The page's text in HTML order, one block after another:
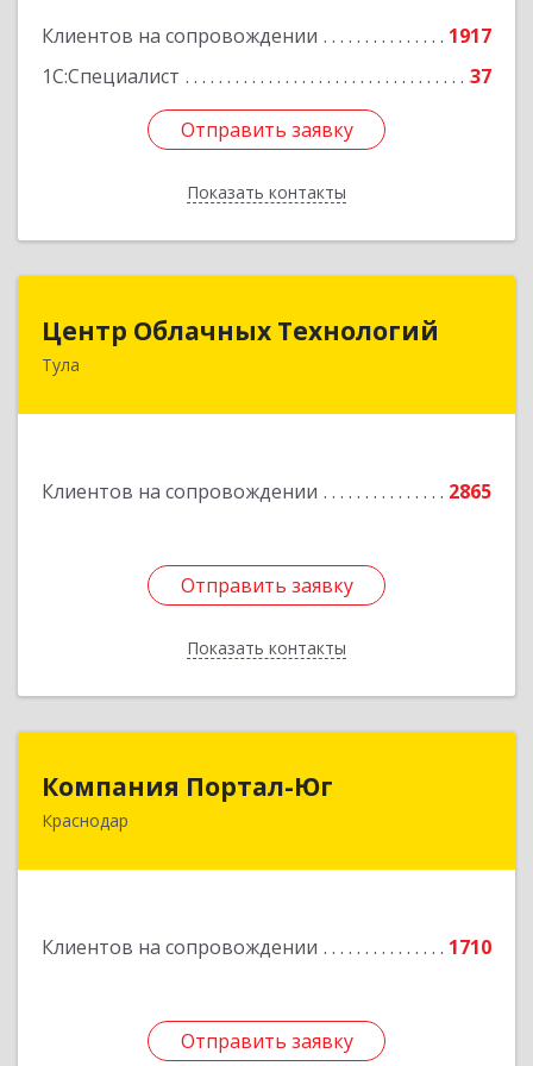
Клиентов на сопровождении
1917
1С:Специалист
37
Отправить заявку
Показать контакты
Отправить заявку
Назад
Центр Облачных Технологий
Тула
Клиентов на сопровождении 2865
Отправить заявку
Показать контакты
Центр Облачных Технологий
300000, Тульская обл, г.о. город Тула, Тула г,
Отправить заявку
Назад
Компания Портал-Юг
Краснодар
Клиентов на сопровождении 1710
Отправить заявку
350015, Краснодарский край, Краснодар г,
Отправить заявку